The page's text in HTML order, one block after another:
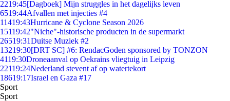
2219:45[Dagboek] Mijn struggles in het dagelijks leven
6519:44Afvallen met injecties #4
11419:43Hurricane & Cyclone Season 2026
15119:42"Niche"-historische producten in de supermarkt
26519:31Duitse Muziek #2
13219:30[DRT SC] #6: RendacGoden sponsored by TONZON
4119:30Droneaanval op Oekrains vliegtuig in Leipzig
22119:24Nederland stevent af op watertekort
18619:17Israel en Gaza #17
Sport
Sport